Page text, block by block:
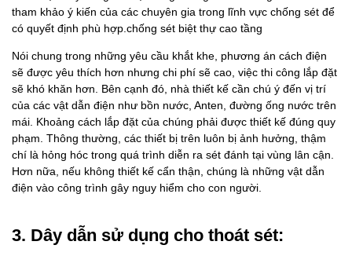
tham khảo ý kiến của các chuyên gia trong lĩnh vực chống sét để
có quyết định phù hợp.chống sét biệt thự cao tầng
Nói chung trong những yêu cầu khắt khe, phương án cách điện
sẽ được yêu thích hơn nhưng chi phí sẽ cao, việc thi công lắp đặt
sẽ khó khăn hơn. Bên cạnh đó, nhà thiết kế cần chú ý đến vị trí
của các vật dẫn điện như bồn nước, Anten, đường ống nước trên
mái. Khoảng cách lắp đặt của chúng phải được thiết kế đúng quy
phạm. Thông thường, các thiết bị trên luôn bị ảnh hưởng, thậm
chí là hỏng hóc trong quá trình diễn ra sét đánh tại vùng lân cận.
Hơn nữa, nếu không thiết kế cẩn thận, chúng là những vật dẫn
điện vào công trình gây nguy hiểm cho con người.
3. Dây dẫn sử dụng cho thoát sét: